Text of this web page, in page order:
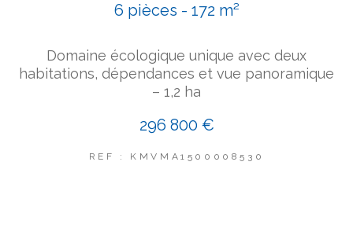
6 pièces - 172 m²
Domaine écologique unique avec deux
habitations, dépendances et vue panoramique
– 1,2 ha
296 800 €
REF : KMVMA1500008530